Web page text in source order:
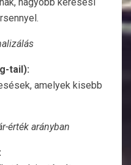
nagyobb keresési
tail):
amelyek kisebb
érték arányban